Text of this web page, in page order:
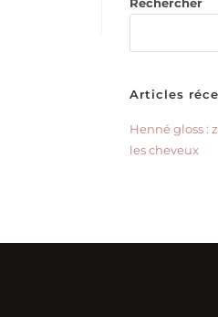
Articles
Henné gloss :
les cheveux